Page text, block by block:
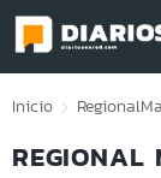
Click acá para ir
Inicio Regional
REGIONAL